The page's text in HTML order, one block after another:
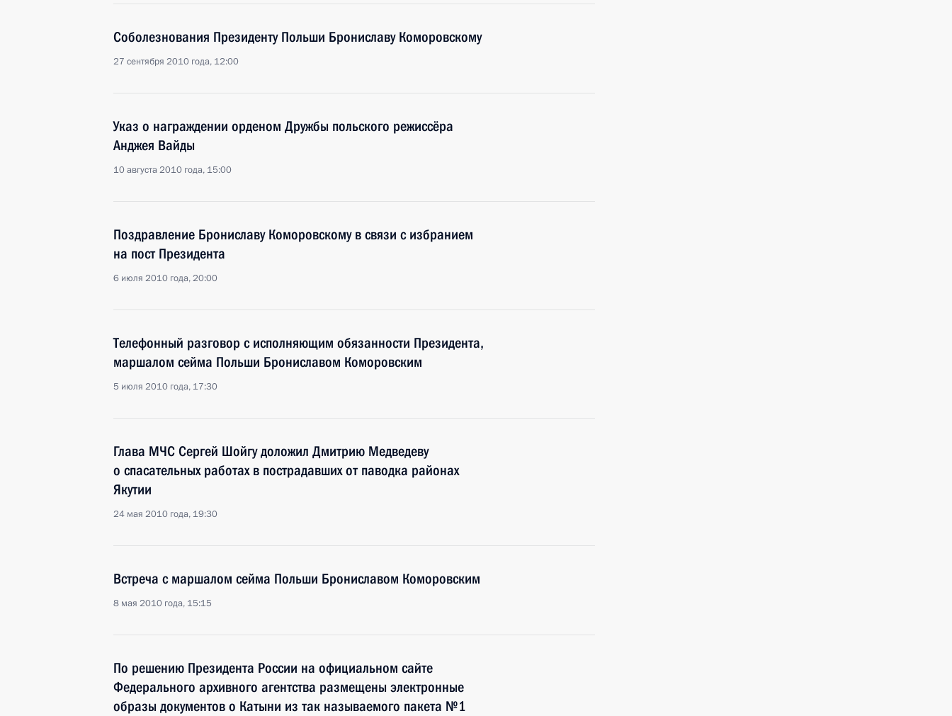
Соболезнования Президенту Польши Брониславу Коморовскому
27 сентября 2010 года, 12:00
Указ о награждении орденом Дружбы польского режиссёра
Анджея Вайды
10 августа 2010 года, 15:00
Поздравление Брониславу Коморовскому в связи с избранием
на пост Президента
6 июля 2010 года, 20:00
Телефонный разговор с исполняющим обязанности Президента,
маршалом сейма Польши Брониславом Коморовским
5 июля 2010 года, 17:30
Глава МЧС Сергей Шойгу доложил Дмитрию Медведеву
о спасательных работах в пострадавших от паводка районах
Якутии
24 мая 2010 года, 19:30
Встреча с маршалом сейма Польши Брониславом Коморовским
8 мая 2010 года, 15:15
По решению Президента России на официальном сайте
Федерального архивного агентства размещены электронные
образы документов о Катыни из так называемого пакета №1